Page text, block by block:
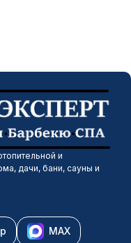
и
дачи, бани, сауны и
MAX